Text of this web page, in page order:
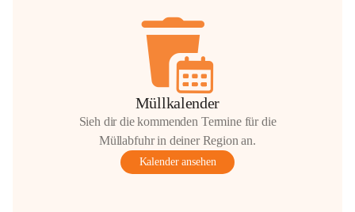
Müllkalender
Sieh dir die kommenden Termine für die
Müllabfuhr in deiner Region an.
Kalender ansehen